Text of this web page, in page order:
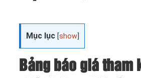
Mục lục [show
Bảng báo giá tham